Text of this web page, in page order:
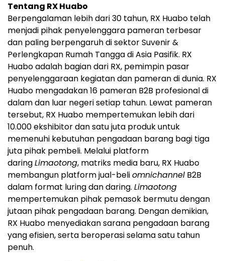
Tentang RX Huabo
Berpengalaman lebih dari 30 tahun, RX Huabo telah
menjadi pihak penyelenggara pameran terbesar
dan paling berpengaruh di sektor Suvenir &
Perlengkapan Rumah Tangga di Asia Pasifik. RX
Huabo adalah bagian dari RX, pemimpin pasar
penyelenggaraan kegiatan dan pameran di dunia. RX
Huabo mengadakan 16 pameran B2B profesional di
dalam dan luar negeri setiap tahun. Lewat pameran
tersebut, RX Huabo mempertemukan lebih dari
10.000 ekshibitor dan satu juta produk untuk
memenuhi kebutuhan pengadaan barang bagi tiga
juta pihak pembeli. Melalui platform
daringLimaotong, matriks media baru, RX Huabo
membangun platform jual-beliomnichannel B2B
dalam format luring dan daring. Limaotong
mempertemukan pihak pemasok bermutu dengan
jutaan pihak pengadaan barang. Dengan demikian,
RX Huabo menyediakan sarana pengadaan barang
yang efisien, serta beroperasi selama satu tahun
penuh.